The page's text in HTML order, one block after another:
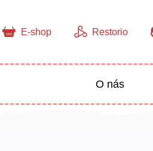
E-shop Restorio
O nás